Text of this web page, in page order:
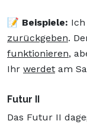
📝 Beispiele: Ich
zurückgeben.
funktionieren,
Ihr werdet am
Futur II
Das Futur II